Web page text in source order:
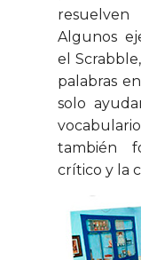
resuelven
Algunos
el
palabras
solo
también
crítico y la